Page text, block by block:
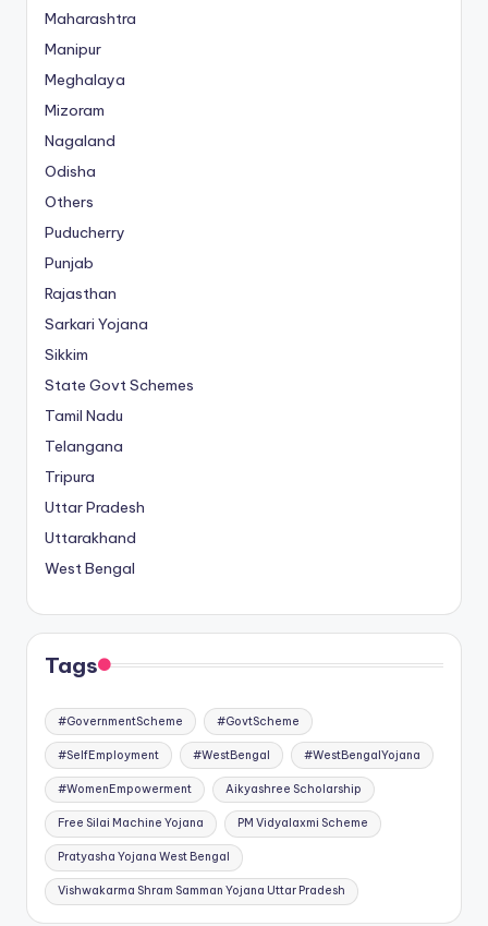
Maharashtra
Manipur
Meghalaya
Mizoram
Nagaland
Odisha
Others
Puducherry
Punjab
Rajasthan
Sarkari Yojana
Sikkim
State Govt Schemes
Tamil Nadu
Telangana
Tripura
Uttar Pradesh
Uttarakhand
West Bengal
Tags
#GovernmentScheme #GovtScheme
#SelfEmployment #WestBengal #WestBengalYojana
#WomenEmpowerment Aikyashree Scholarship
Free Silai Machine Yojana PM Vidyalaxmi Scheme
Pratyasha Yojana West Bengal
Vishwakarma Shram Samman Yojana Uttar Pradesh